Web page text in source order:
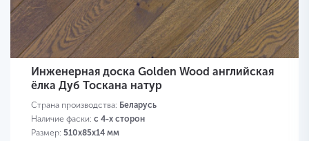
Инженерная доска Golden Wood английская
ёлка Дуб Тоскана натур
Страна производства: Беларусь
Наличие фаски: с 4-х сторон
Размер: 510х85х14 мм